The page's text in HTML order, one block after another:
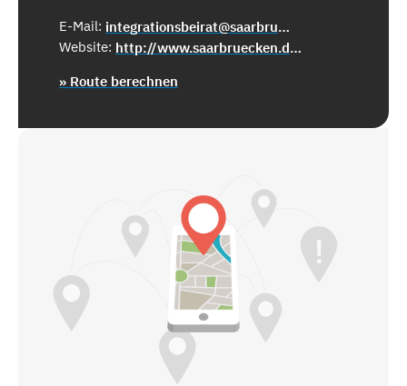
E-Mail:
integrationsbeirat@saarbruecken.de
Website:
http://www.saarbruecken.de/integrationsbeirat
» Route berechnen